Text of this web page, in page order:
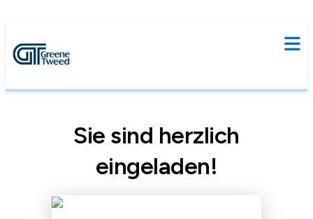
Sie sind herzlich
eingeladen!